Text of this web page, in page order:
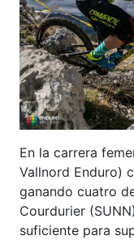
En la carrera
Vallnord Enduro)
ganando cuatro
Courdurier
suficiente para